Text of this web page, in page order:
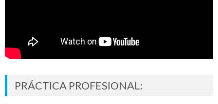
PRÁCTICA PROFESIONAL: